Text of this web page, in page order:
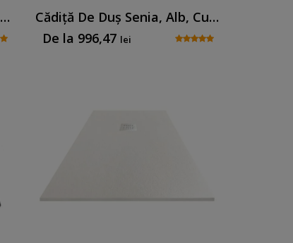
Cădiță De Duș Senia, Crem, Cu Sifon Inclus
Cădiță De Duș Senia, Alb, Cu Sifon Inclus
De la 996,47 lei